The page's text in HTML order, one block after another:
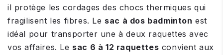
il protège les cordages des chocs thermiques qui
fragilisent les fibres. Le sac à dos badminton est
idéal pour transporter une à deux raquettes avec
vos affaires. Le sac 6 à 12 raquettes convient aux